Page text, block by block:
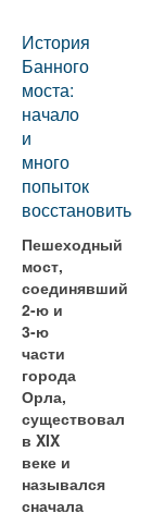
История
Банного
моста:
начало
и
много
попыток
восстановить
Пешеходный
мост,
соединявший
2-ю и
3-ю
части
города
Орла,
существовал
в XIX
веке и
назывался
сначала